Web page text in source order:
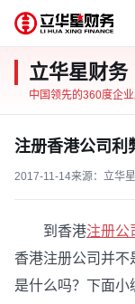
立华星财务
中国领先的360度企
注册香港公司利
2017-11-14来源：立华
到香港注册公
香港注册公司并
是什么吗？下面小